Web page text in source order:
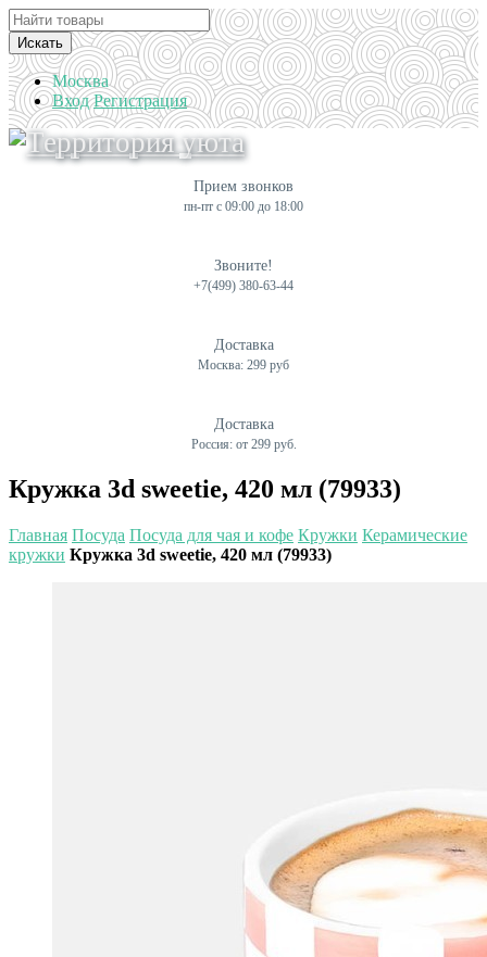
Искать
Москва
Вход Регистрация
Прием звонков
пн-пт с 09:00 до 18:00
Звоните!
+7(499) 380-63-44
Доставка
Москва: 299 руб
Доставка
Россия: от 299 руб.
Кружка 3d sweetie, 420 мл (79933)
Главная Посуда Посуда для чая и кофе Кружки Керамические
кружки Кружка 3d sweetie, 420 мл (79933)